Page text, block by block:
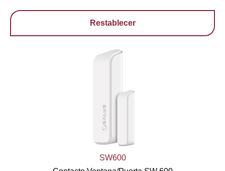
Restablecer
SW600